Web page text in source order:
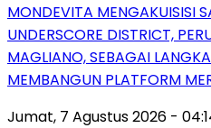
MONDEVITA MENGAKUISISI
UNDERSCORE DISTRICT,
MAGLIANO, SEBAGAI
MEMBANGUN PLATFORM
Jumat, 7 Agustus 2026 -